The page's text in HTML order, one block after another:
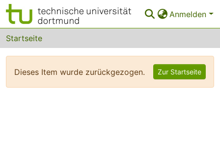
Anmelden
Bereiche & Sammlungen
Das gesamte Repositorium
FAQ
Startseite
Dieses Item wurde zurückgezogen. Zur Startseite